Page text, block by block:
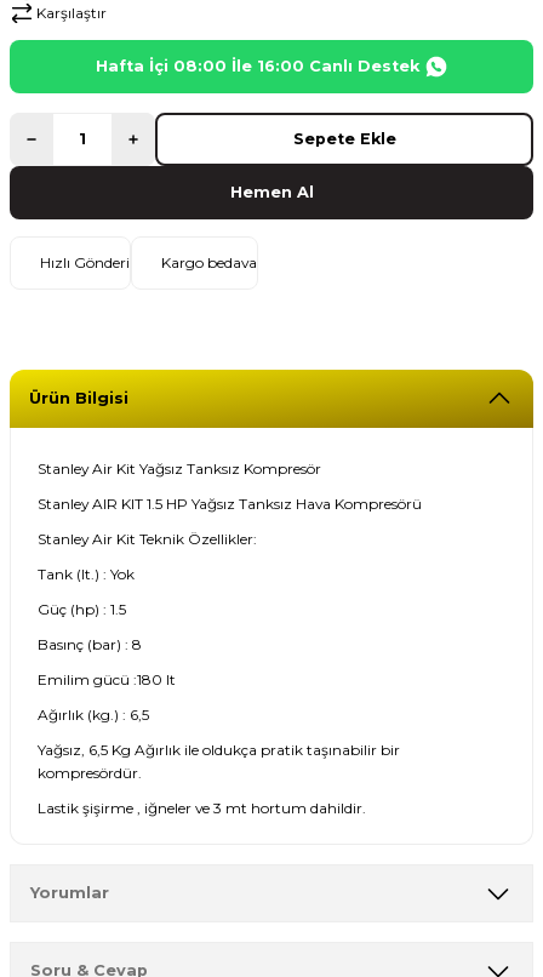
Karşılaştır
Hafta İçi 08:00 İle 16:00 Canlı Destek
Sepete Ekle
Hemen Al
Hızlı Gönderi Kargo bedava
Ürün Bilgisi
Stanley Air Kit Yağsız Tanksız Kompresör
Stanley AIR KIT 1.5 HP Yağsız Tanksız Hava Kompresörü
Stanley Air Kit Teknik Özellikler:
Tank (lt.) : Yok
Güç (hp) : 1.5
Basınç (bar) : 8
Emilim gücü :180 lt
Ağırlık (kg.) : 6,5
Yağsız, 6,5 Kg Ağırlık ile oldukça pratik taşınabilir bir
kompresördür.
Lastik şişirme , iğneler ve 3 mt hortum dahildir.
Yorumlar
Soru & Cevap